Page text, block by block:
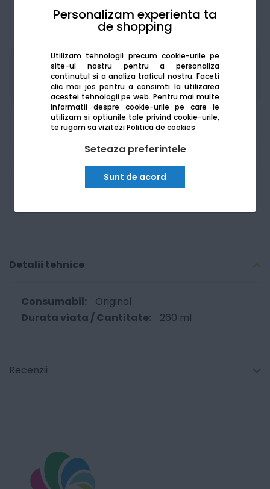
Personalizam experienta ta
de shopping
Utilizam tehnologii precum cookie-urile pe
site-ul nostru pentru a personaliza
continutul si a analiza traficul nostru. Faceti
clic mai jos pentru a consimti la utilizarea
acestei tehnologii pe web. Pentru mai multe
informatii despre cookie-urile pe care le
utilizam si optiunile tale privind cookie-urile,
te rugam sa viziteziPolitica de cookies
Seteaza preferintele
Sunt de acord
Produsele sunt disponibile pe platforma de
achizitii publiceSEAP/SICAP
Am nevoie de ajutor
Detalii tehnice
Original
260 ml
Recenzii